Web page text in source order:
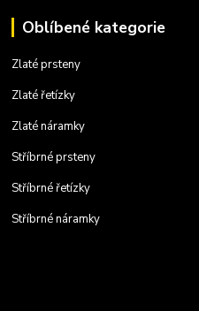
Oblíbené kategorie
Zlaté prsteny
Zlaté řetízky
Zlaté náramky
Stříbrné prsteny
Stříbrné řetízky
Stříbrné náramky